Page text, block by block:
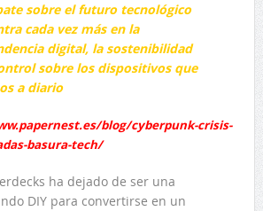
sobre el futuro tecnológico
cada vez más en la
digital, la sostenibilidad
sobre los dispositivos que
a diario
blog/cyberpunk-crisis-
basura-tech/
ha dejado de ser una
DIY para convertirse en un